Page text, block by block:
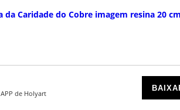
de Holyart
da Caridade do Cobre imagem resina 20